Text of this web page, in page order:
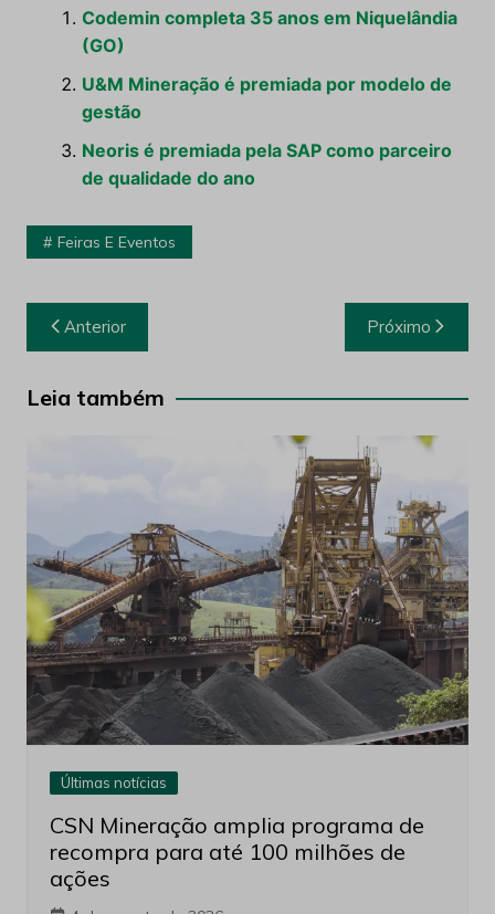
Codemin completa 35 anos em Niquelândia
(GO)
U&M Mineração é premiada por modelo de
gestão
Neoris é premiada pela SAP como parceiro
de qualidade do ano
Feiras E Eventos
Navegação
de
Post
Anterior Próximo
Leia também
Últimas notícias
CSN Mineração amplia programa de
recompra para até 100 milhões de
ações